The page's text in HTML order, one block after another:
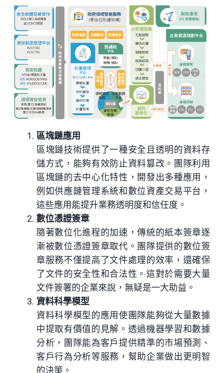
區塊鏈應用
區塊鏈技術提供了一種安全且透明的資料存
儲方式，能夠有效防止資料篡改。團隊利用
區塊鏈的去中心化特性，開發出多種應用，
例如供應鏈管理系統和數位資產交易平台，
這些應用能提升業務透明度和信任度。
數位憑證簽章
隨著數位化進程的加速，傳統的紙本簽章逐
漸被數位憑證簽章取代。團隊提供的數位簽
章服務不僅提高了文件處理的效率，還確保
了文件的安全性和合法性。這對於需要大量
文件簽署的企業來說，無疑是一大助益。
資料科學模型
資料科學模型的應用使團隊能夠從大量數據
中提取有價值的見解。透過機器學習和數據
分析，團隊能為客戶提供精準的市場預測、
客戶行為分析等服務，幫助企業做出更明智
的決策。